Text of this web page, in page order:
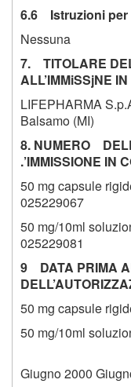
6.6 Istruzioni per
Nessuna
7. TITOLARE
ALL’IMMiSSjNE
LIFEPHARMA
Balsamo (MI)
8. NUMERO
.’IMMISSIONE IN
50 mg capsule
025229067
50 mg/10ml
025229081
9 DATA PRIMA
50 mg capsule
50 mg/10ml
Giugno 2000